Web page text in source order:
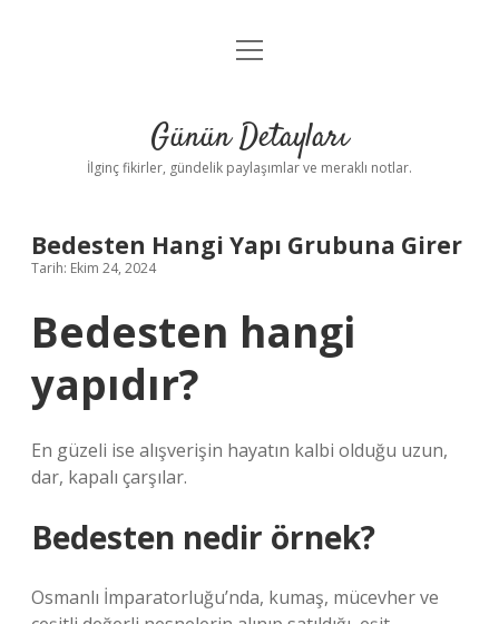
Gizlilik Politikası
Yasal Uyarı
menüyü
Günün Detayları
İlginç fikirler, gündelik paylaşımlar ve meraklı notlar.
Bedesten Hangi Yapı Grubuna Girer
Tarih: Ekim 24, 2024
Bedesten hangi
yapıdır?
En güzeli ise alışverişin hayatın kalbi olduğu uzun,
dar, kapalı çarşılar.
Bedesten nedir örnek?
Osmanlı İmparatorluğu’nda, kumaş, mücevher ve